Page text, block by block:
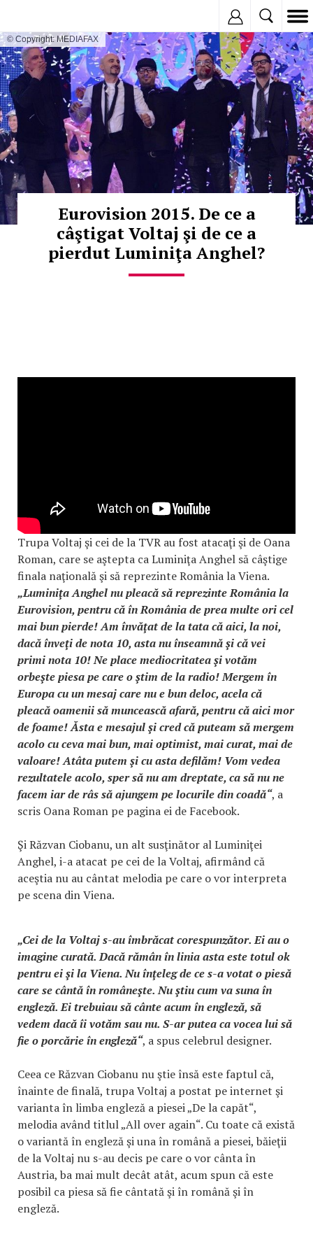
© Copyright: MEDIAFAX
Eurovision 2015. De ce a
câştigat Voltaj şi de ce a
pierdut Luminiţa Anghel?
Trupa Voltaj şi cei de la TVR au fost atacaţi şi de Oana
Roman, care se aştepta ca Luminiţa Anghel să câştige
finala naţională şi să reprezinte România la Viena.
„Luminiţa Anghel nu pleacă să reprezinte România la
Eurovision, pentru că în România de prea multe ori cel
mai bun pierde! Am învăţat de la tata că aici, la noi,
dacă înveţi de nota 10, asta nu înseamnă şi că vei
primi nota 10! Ne place mediocritatea şi votăm
orbeşte piesa pe care o ştim de la radio! Mergem în
Europa cu un mesaj care nu e bun deloc, acela că
pleacă oamenii să muncească afară, pentru că aici mor
de foame! Ăsta e mesajul şi cred că puteam să mergem
acolo cu ceva mai bun, mai optimist, mai curat, mai de
valoare! Atâta putem şi cu asta defilăm! Vom vedea
rezultatele acolo, sper să nu am dreptate, ca să nu ne
facem iar de râs să ajungem pe locurile din coadă“, a
scris Oana Roman pe pagina ei de Facebook.
Şi Răzvan Ciobanu, un alt susţinător al Luminiţei
Anghel, i-a atacat pe cei de la Voltaj, afirmând că
aceştia nu au cântat melodia pe care o vor interpreta
pe scena din Viena.
„Cei de la Voltaj s-au îmbrăcat corespunzător. Ei au o
imagine curată. Dacă rămân în linia asta este totul ok
pentru ei şi la Viena. Nu înţeleg de ce s-a votat o piesă
care se cântă în româneşte. Nu ştiu cum va suna în
engleză. Ei trebuiau să cânte acum în engleză, să
vedem dacă îi votăm sau nu. S-ar putea ca vocea lui să
fie o porcărie în engleză“, a spus celebrul designer.
Ceea ce Răzvan Ciobanu nu ştie însă este faptul că,
înainte de finală, trupa Voltaj a postat pe internet şi
varianta în limba engleză a piesei „De la capăt“,
melodia având titlul „All over again“. Cu toate că există
o variantă în engleză şi una în română a piesei, băieţii
de la Voltaj nu s-au decis pe care o vor cânta în
Austria, ba mai mult decât atât, acum spun că este
posibil ca piesa să fie cântată şi în română şi în
engleză.